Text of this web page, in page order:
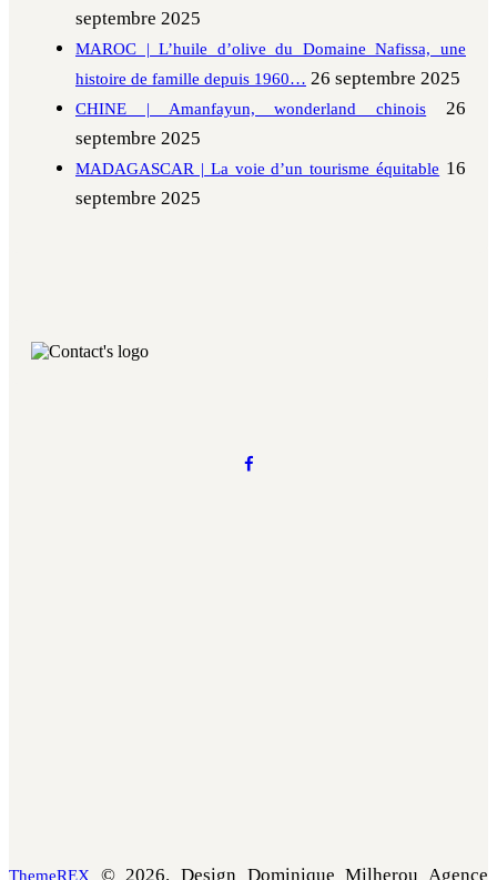
septembre 2025
MAROC | L’huile d’olive du Domaine Nafissa, une
histoire de famille depuis 1960… 26 septembre 2025
CHINE | Amanfayun, wonderland chinois
26
septembre 2025
MADAGASCAR | La voie d’un tourisme équitable 16
septembre 2025
ThemeREX © 2026. Design Dominique Milherou Agence